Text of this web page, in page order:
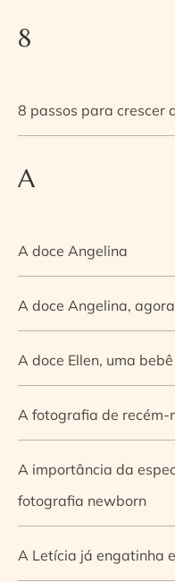
8
8 passos para crescer
A
A doce Angelina
A doce Angelina,
A doce Ellen, uma
A fotografia de recém-
A importância da
fotografia newborn
A Letícia já engatinha